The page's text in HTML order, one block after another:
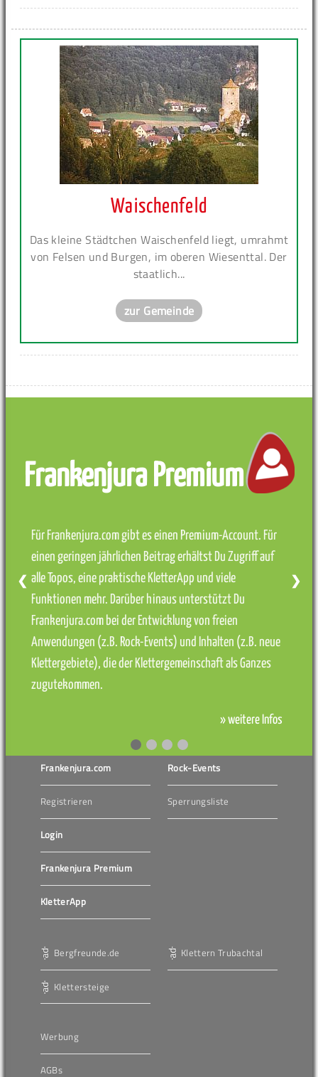
Waischenfeld
Das kleine Städtchen Waischenfeld liegt, umrahmt
von Felsen und Burgen, im oberen Wiesenttal. Der
staatlich...
zur Gemeinde
Frankenjura Premium
Für Frankenjura.com gibt es einen Premium-Account. Für
einen geringen jährlichen Beitrag erhältst Du Zugriff auf
alle Topos, eine praktische KletterApp und viele
Funktionen mehr. Darüber hinaus unterstützt Du
Frankenjura.com bei der Entwicklung von freien
Anwendungen (z.B. Rock-Events) und Inhalten (z.B. neue
Klettergebiete), die der Klettergemeinschaft als Ganzes
zugutekommen.
» weitere Infos
❮ ❯
Frankenjura.com
Registrieren
Login
Frankenjura Premium
KletterApp
Rock-Events
Sperrungsliste
Bergfreunde.de
Klettersteige
Klettern Trubachtal
Werbung
AGBs